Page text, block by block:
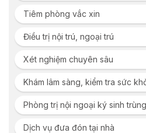
Tiêm phòng vắc xin
Điều trị nội trú, ngoại trú
Xét nghiệm chuyên sâu
Khám lâm sàng, kiểm tra sức
Phòng trị nội ngoại ký sinh trùng
Dịch vụ đưa đón tại nhà